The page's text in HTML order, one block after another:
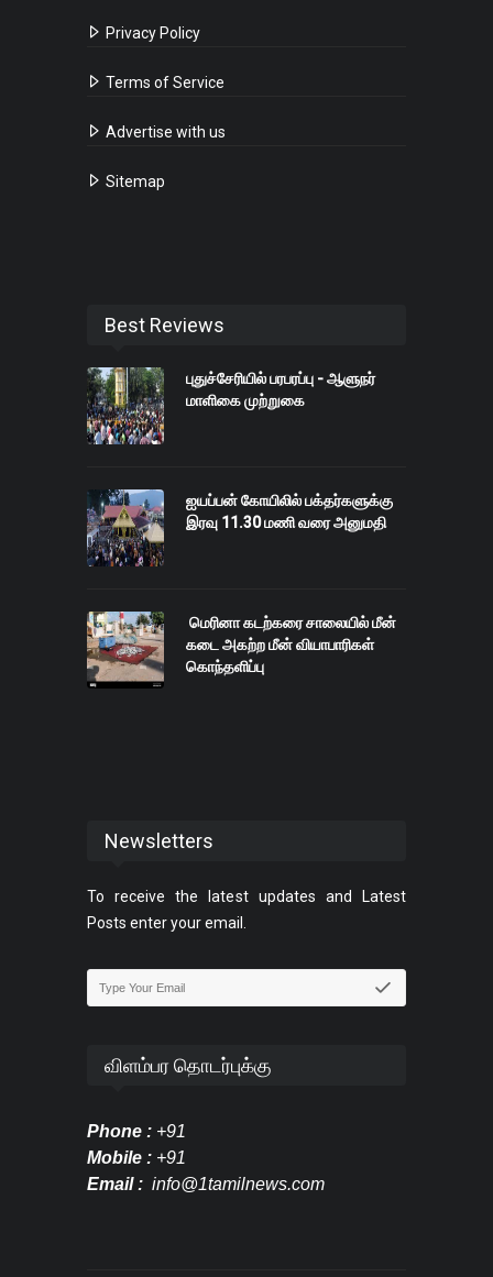
Privacy Policy
Terms of Service
Advertise with us
Sitemap
Best Reviews
புதுச்சேரியில் பரபரப்பு - ஆளுநர்
மாளிகை முற்றுகை
ஐயப்பன் கோயிலில் பக்தர்களுக்கு
இரவு 11.30 மணி வரை அனுமதி
மெரினா கடற்கரை சாலையில் மீன்
கடை அகற்ற மீன் வியாபாரிகள்
கொந்தளிப்பு
Newsletters
To receive the latest updates and Latest
Posts enter your email.
விளம்பர தொடர்புக்கு
Phone : +91
Mobile : +91
Email : info@1tamilnews.com